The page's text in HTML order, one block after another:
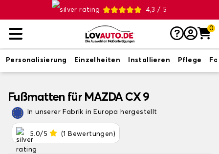
4,3 / 5
0
Personalisierung Einzelheiten Installieren Pflege
Fußmatten für MAZDA CX 9
In unserer Fabrik in Europa hergestellt
5.0/5 (1 Bewertungen)